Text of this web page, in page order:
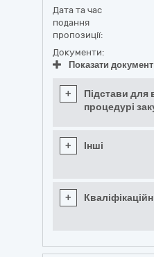
Дата та час
подання
пропозиції:
Документи:
Показати
+
Підстави для
процедурі
+ Інші
+